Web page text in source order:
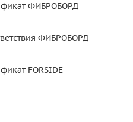
не подвержен
попадании влаги.
ФИБРОБОРД
ФИБРОБОРД
FORSIDE